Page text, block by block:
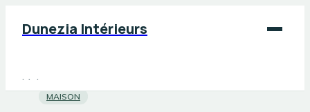
Dunezia Intérieurs
Maison
MAISON